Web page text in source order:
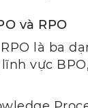
và RPO
RPO là ba
vực